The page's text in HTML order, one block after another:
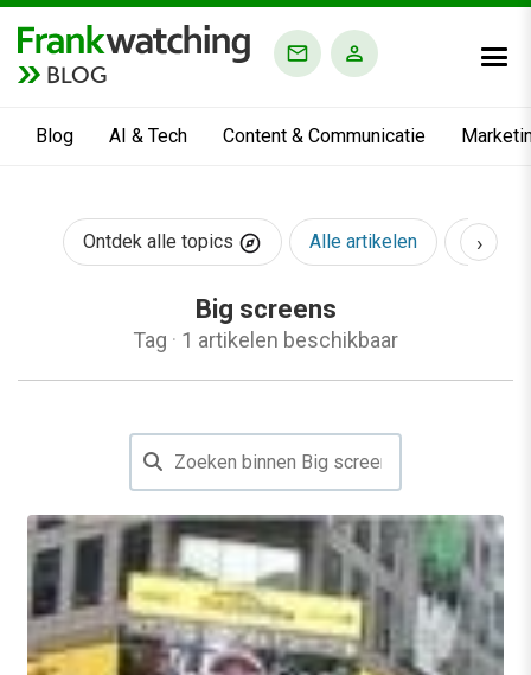
BLOG
Blog AI & Tech Content & Communicatie
Ontdek alle topics Alle artikelen AI &
›
Big screens
Tag · 1 artikelen beschikbaar